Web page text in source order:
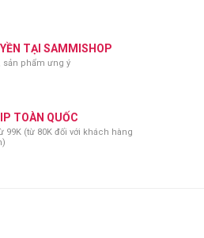
rửa mặt) để giúp dưỡng chất có thể
TẠI SAMMISHOP
sản phẩm ưng ý
TOÀN QUỐC
99K (từ 80K đối với khách hàng